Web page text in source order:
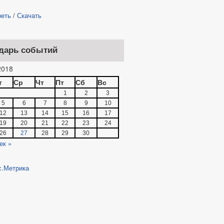
/ Скачать
событий
Ср Чт Пт Сб Вс
1 2
3
5
6 7 8 9
10
12
13 14 15 16
17
19
20 21 22 23
24
26
27 28 29 30
»